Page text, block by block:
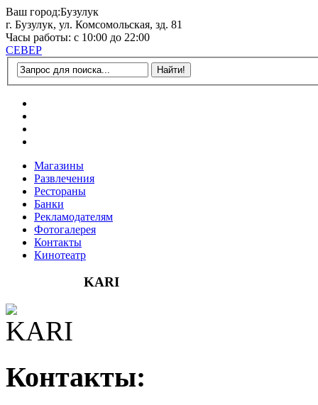
Ваш город:Бузулук
г. Бузулук, ул. Комсомольская, зд. 81
Часы работы: с 10:00 до 22:00
СЕВЕР
Магазины
Развлечения
Рестораны
Банки
Рекламодателям
Фотогалерея
Контакты
Кинотеатр
KARI
Контакты: